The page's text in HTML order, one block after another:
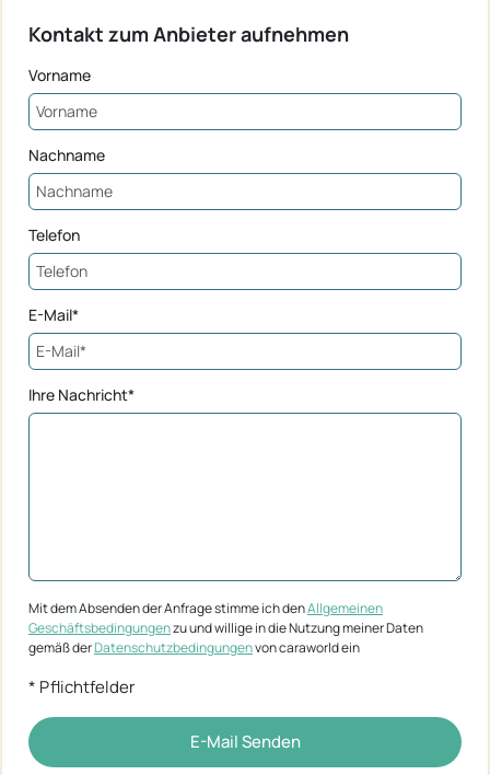
Kontakt zum Anbieter aufnehmen
Vorname
Nachname
Telefon
E-Mail*
Ihre Nachricht*
Mit dem Absenden der Anfrage stimme ich denAllgemeinen
Geschäftsbedingungenzu und willige in die Nutzung meiner Daten
gemäß derDatenschutzbedingungenvon caraworld ein
* Pflichtfelder
E-Mail Senden